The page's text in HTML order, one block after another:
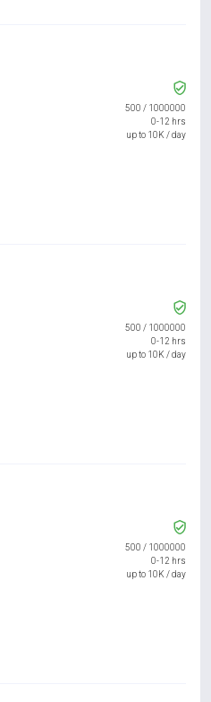
500 / 1000000
0-12 hrs
up to 10K / day
500 / 1000000
0-12 hrs
up to 10K / day
500 / 1000000
0-12 hrs
up to 10K / day